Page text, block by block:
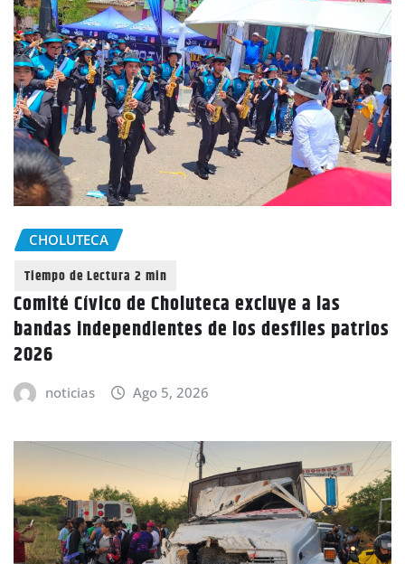
CHOLUTECA
Comité Cívico de Choluteca excluye a las
bandas independientes de los desfiles patrios
2026
noticias Ago 5, 2026